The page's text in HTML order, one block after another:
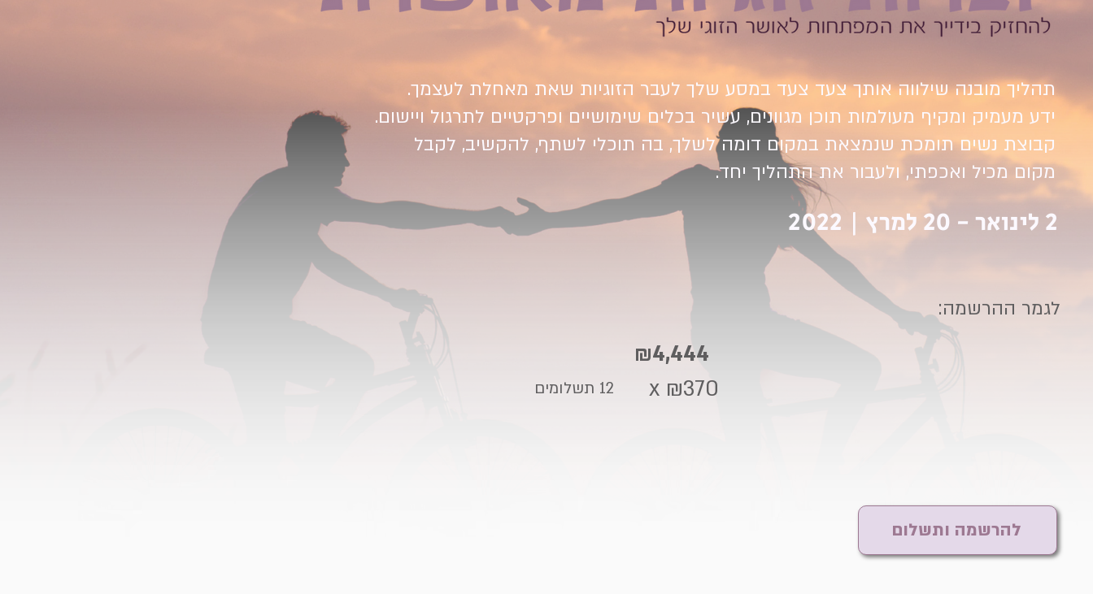
תהליך מובנה שילווה אותך צעד צעד במסע שלך לעבר הזוגיות שאת מאחלת לעצמך.
ידע מעמיק ומקיף מעולמות תוכן מגוונים, עשיר בכלים שימושיים ופרקטיים לתרגול ויישום.
קבוצת נשים תומכת שנמצאת במקום דומה לשלך, בה תוכלי לשתף, להקשיב, לקבל
מקום מכיל ואכפתי, ולעבור את התהליך יחד.
2 לינואר - 20 למרץ | 2022
לגמר ההרשמה:
₪4,444
₪370 x
12 תשלומים
להרשמה ותשלום